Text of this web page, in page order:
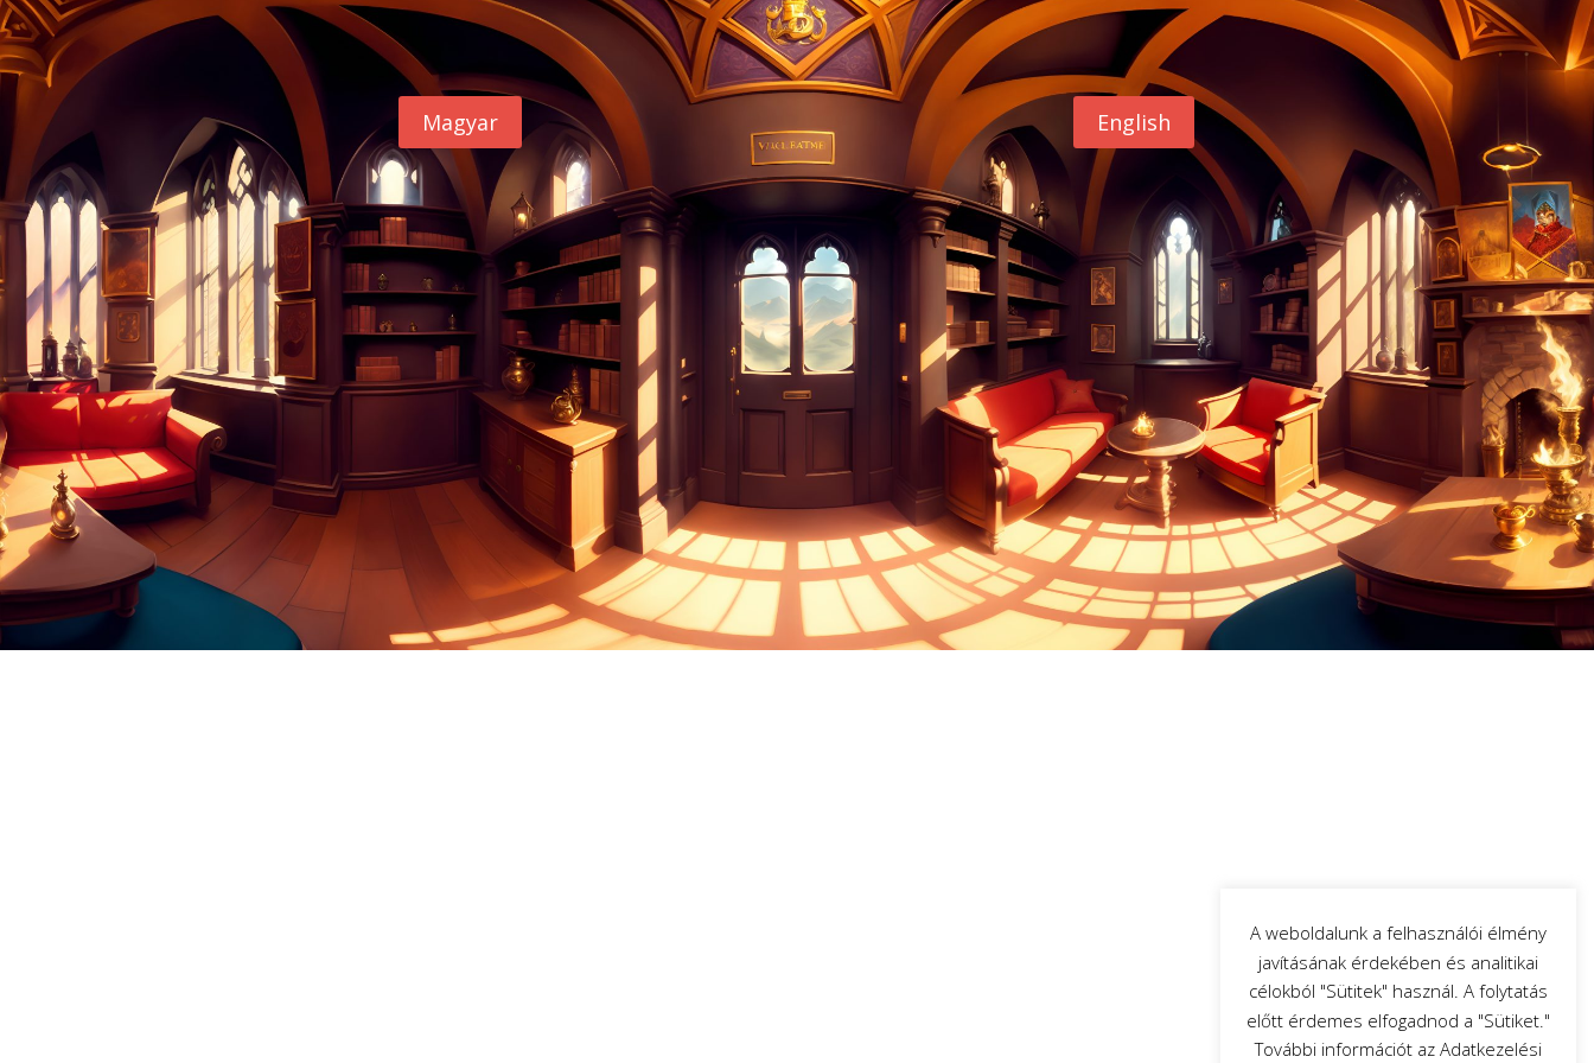
Magyar English
A weboldalunk a felhasználói élmény
javításának érdekében és analitikai
célokból "Sütitek" használ. A folytatás
előtt érdemes elfogadnod a "Sütiket."
További információt az Adatkezelési